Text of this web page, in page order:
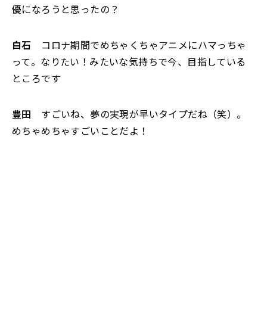
優になろうと思ったの？
白石 コロナ期間でめちゃくちゃアニメにハマっちゃ
って。なりたい！みたいな気持ちで今、目指している
ところです
豊田 すごいね、夢の実現が早いタイプだね（笑）。
めちゃめちゃすごいことだよ！